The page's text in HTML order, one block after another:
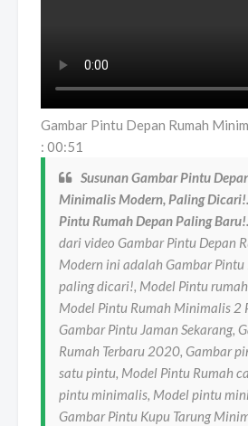
Gambar Pintu Depan Rumah
: 00:51
Susunan Gambar Pintu
Minimalis Modern, Paling
Pintu Rumah Depan Paling Baru!.
dari video Gambar Pintu Depan
Modern ini adalah Gambar Pintu
paling dicari!, Model Pintu
Model Pintu Rumah Minimalis 2
Gambar Pintu Jaman Sekarang,
Rumah Terbaru 2020, Gambar
satu pintu, Model Pintu Rumah
pintu minimalis, Model pintu
Gambar Pintu Kupu Tarung